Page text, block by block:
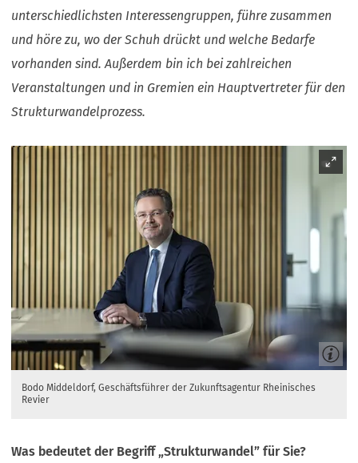
unterschiedlichsten Interessengruppen, führe zusammen
und höre zu, wo der Schuh drückt und welche Bedarfe
vorhanden sind. Außerdem bin ich bei zahlreichen
Veranstaltungen und in Gremien ein Hauptvertreter für den
Strukturwandelprozess.
Bodo Middeldorf, Geschäftsführer der Zukunftsagentur Rheinisches
Revier
Was bedeutet der Begriff „Strukturwandel” für Sie?